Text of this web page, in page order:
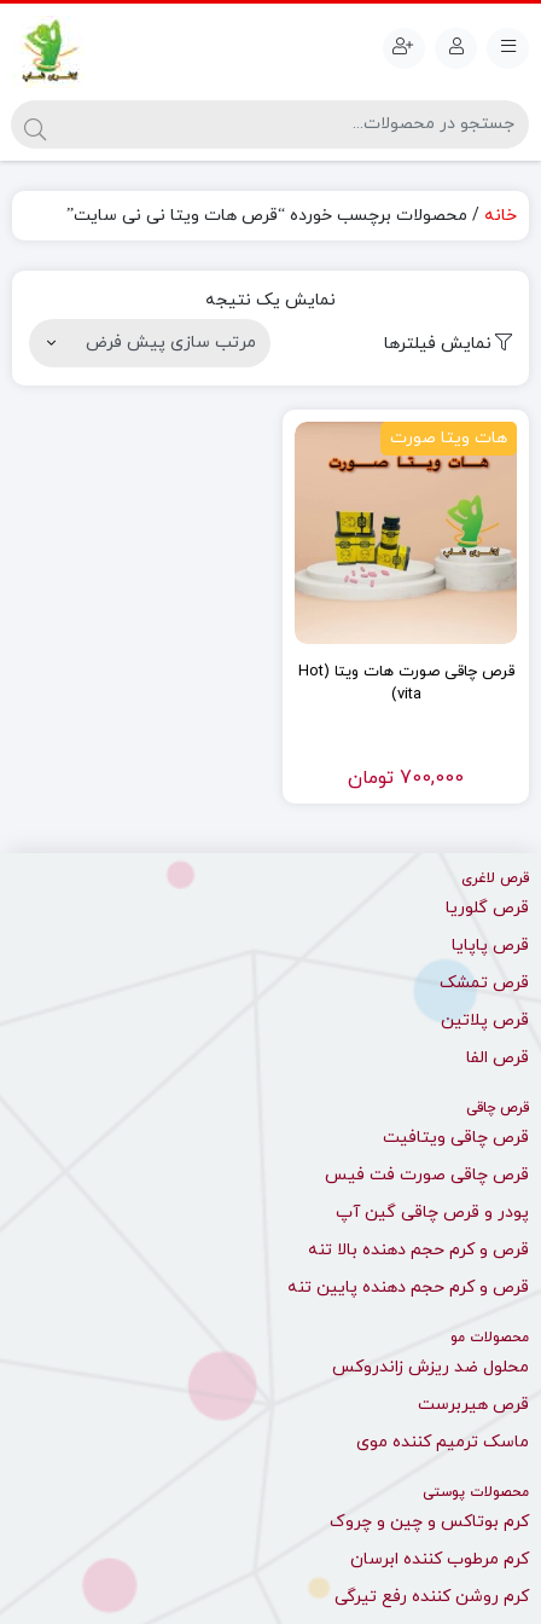
خانه / محصولات برچسب خورده “قرص هات ویتا نی نی سایت”
نمایش یک نتیجه
نمایش فیلترها
هات ویتا صورت
قرص چاقی صورت هات ویتا (Hot
vita)
700,000 تومان
قرص لاغری
قرص گلوریا
قرص پاپایا
قرص تمشک
قرص پلاتین
قرص الفا
قرص چاقی
قرص چاقی ویتافیت
قرص چاقی صورت فت فیس
پودر و قرص چاقی گین آپ
قرص و کرم حجم دهنده بالا تنه
قرص و کرم حجم دهنده پایین تنه
محصولات مو
محلول ضد ریزش زاندروکس
قرص هیربرست
ماسک ترمیم کننده موی
محصولات پوستی
کرم بوتاکس و چین و چروک
کرم مرطوب کننده ابرسان
کرم روشن کننده رفع تیرگی